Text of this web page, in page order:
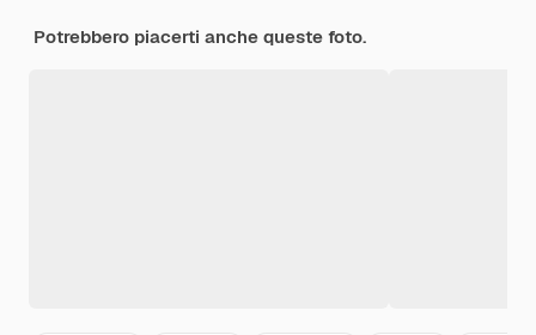
Potrebbero piacerti anche queste foto.